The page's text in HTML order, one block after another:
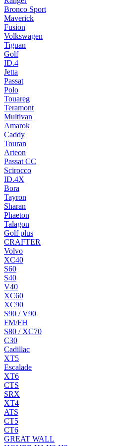
Bronco Sport
Maverick
Fusion
Volkswagen
Tiguan
Golf
ID.4
Jetta
Passat
Polo
Touareg
Teramont
Multivan
Amarok
Caddy
Touran
Arteon
Passat CC
Scirocco
ID.4X
Bora
Tayron
Sharan
Phaeton
Talagon
Golf plus
CRAFTER
Volvo
XC40
S60
S40
V40
XC60
XC90
S90 / V90
FM/FH
S80 / XC70
C30
Cadillac
XT5
Escalade
XT6
CTS
SRX
XT4
ATS
CT5
CT6
GREAT WALL